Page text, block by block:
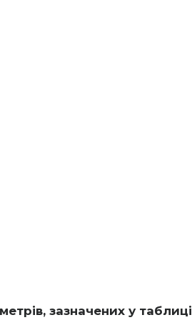
зазначених у таблиці